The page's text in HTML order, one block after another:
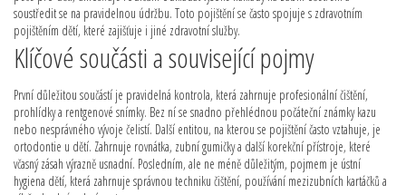
soustředit se na pravidelnou údržbu. Toto pojištění se často spojuje s zdravotním
pojištěním dětí, které zajišťuje i jiné zdravotní služby.
Klíčové součásti a související pojmy
První důležitou součástí je pravidelná kontrola, která zahrnuje profesionální čištění,
prohlídky a rentgenové snímky. Bez ní se snadno přehlédnou počáteční známky kazu
nebo nesprávného vývoje čelistí. Další entitou, na kterou se pojištění často vztahuje, je
ortodontie u dětí. Zahrnuje rovnátka, zubní gumičky a další korekční přístroje, které
včasný zásah výrazně usnadní. Posledním, ale ne méně důležitým, pojmem je ústní
hygiena dětí, která zahrnuje správnou techniku čištění, používání mezizubních kartáčků a